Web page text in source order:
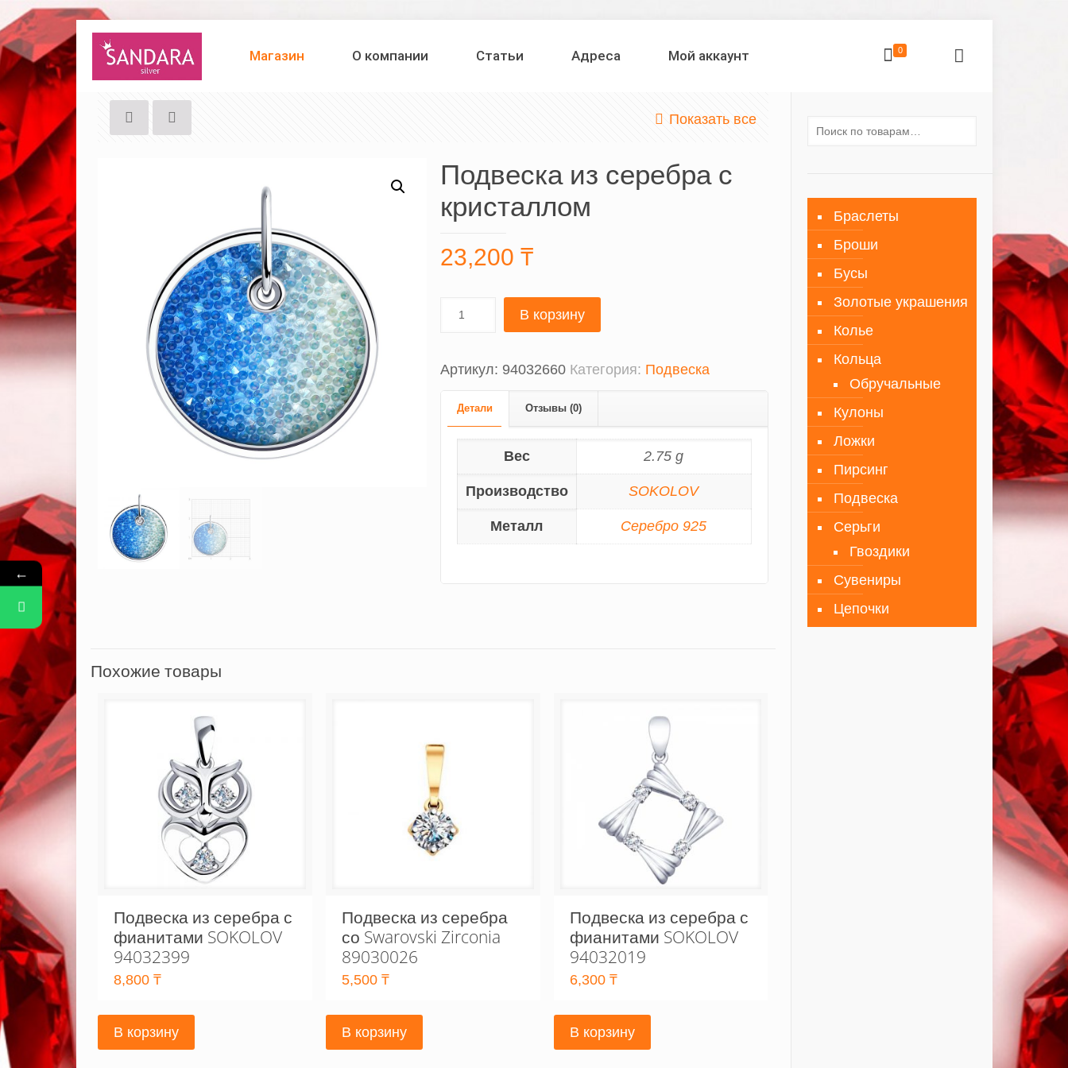
Магазин О компании Статьи Адреса Мой аккаунт 0
Показать все
Подвеска из серебра с
кристаллом
23,200 ₸
В корзину
Артикул: 94032660 Категория: Подвеска
Детали Отзывы (0)
Вес 2.75 g
Производство SOKOLOV
Металл Серебро 925
Похожие товары
Подвеска из серебра с
фианитами SOKOLOV
94032399
8,800 ₸
В корзину
Подвеска из серебра
со Swarovski Zirconia
89030026
5,500 ₸
В корзину
Подвеска из серебра с
фианитами SOKOLOV
94032019
6,300 ₸
В корзину
Браслеты
Броши
Бусы
Золотые украшения
Колье
Кольца
Обручальные
Кулоны
Ложки
Пирсинг
Подвеска
Серьги
Гвоздики
Сувениры
Цепочки
←